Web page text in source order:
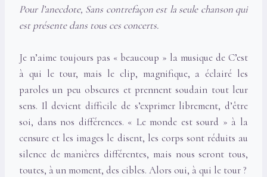
Pour l’anecdote, Sans contrefaçon est la seule chanson qui
est présente dans tous ces concerts.
Je n’aime toujours pas « beaucoup » la musique de C’est
à qui le tour, mais le clip, magnifique, a éclairé les
paroles un peu obscures et prennent soudain tout leur
sens. Il devient difficile de s’exprimer librement, d’être
soi, dans nos différences. « Le monde est sourd » à la
censure et les images le disent, les corps sont réduits au
silence de manières différentes, mais nous seront tous,
toutes, à un moment, des cibles. Alors oui, à qui le tour ?